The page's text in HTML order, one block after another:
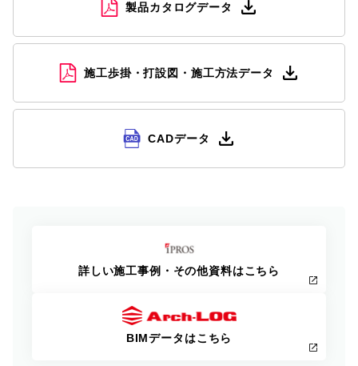
製品カタログデータ
施工歩掛・打設図・施工方法データ
CADデータ
詳しい施工事例・その他資料はこちら
BIMデータはこちら